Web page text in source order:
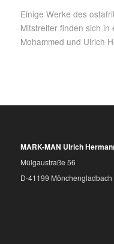
Einige Werke des
Mitstreiter finden sich
Mohammed und Ulrich
MARK-MAN Ulrich
Mülgaustraße 56
D-41199 Mönchengladbach